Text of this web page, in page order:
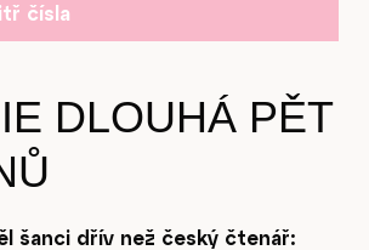
čísla
DLOUHÁ PĚT
šanci dřív než český čtenář: